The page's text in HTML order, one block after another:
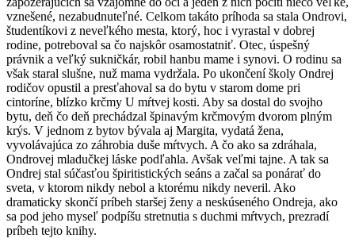
vznešené, nezabudnuteľné. Celkom takáto príhoda sa stala Ondrovi,
študentíkovi z neveľkého mesta, ktorý, hoc i vyrastal v dobrej
rodine, potreboval sa čo najskôr osamostatniť. Otec, úspešný
právnik a veľký sukničkár, robil hanbu mame i synovi. O rodinu sa
však staral slušne, nuž mama vydržala. Po ukončení školy Ondrej
rodičov opustil a presťahoval sa do bytu v starom dome pri
cintoríne, blízko krčmy U mŕtvej kosti. Aby sa dostal do svojho
bytu, deň čo deň prechádzal špinavým krčmovým dvorom plným
krýs. V jednom z bytov bývala aj Margita, vydatá žena,
vyvolávajúca zo záhrobia duše mŕtvych. A čo ako sa zdráhala,
Ondrovej mladučkej láske podľahla. Avšak veľmi tajne. A tak sa
Ondrej stal súčasťou špiritistických seáns a začal sa ponárať do
sveta, v ktorom nikdy nebol a ktorému nikdy neveril. Ako
dramaticky skončí príbeh staršej ženy a neskúseného Ondreja, ako
sa pod jeho myseľ podpíšu stretnutia s duchmi mŕtvych, prezradí
príbeh tejto knihy.